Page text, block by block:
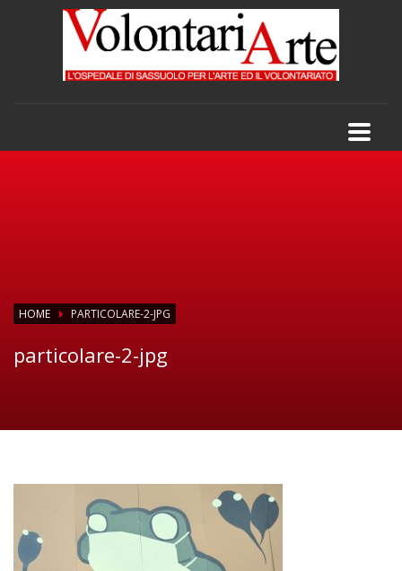
HOME PARTICOLARE-2-JPG
particolare-2-jpg